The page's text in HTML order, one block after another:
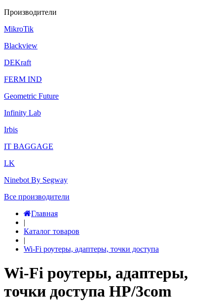
Производители
MikroTik
Blackview
DEKraft
FERM IND
Geometric Future
Infinity Lab
Irbis
IT BAGGAGE
LK
Ninebot By Segway
Все производители
Главная
|
Каталог товаров
|
Wi-Fi роутеры, адаптеры, точки доступа
Wi-Fi роутеры, адаптеры,
точки доступа HP/3com